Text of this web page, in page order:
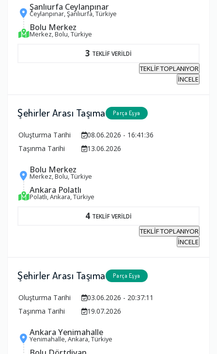
Şanlıurfa Ceylanpınar
Ceylanpınar, Şanlıurfa, Türkiye
Bolu Merkez
Merkez, Bolu, Türkiye
3 TEKLİF VERİLDİ
TEKLİF TOPLANIYOR
İNCELE
Şehirler Arası Taşıma Parça Eşya
Oluşturma Tarihi
08.06.2026 - 16:41:36
Taşınma Tarihi
13.06.2026
Bolu Merkez
Merkez, Bolu, Türkiye
Ankara Polatlı
Polatlı, Ankara, Türkiye
4 TEKLİF VERİLDİ
TEKLİF TOPLANIYOR
İNCELE
Şehirler Arası Taşıma Parça Eşya
Oluşturma Tarihi
03.06.2026 - 20:37:11
Taşınma Tarihi
19.07.2026
Ankara Yenimahalle
Yenimahalle, Ankara, Türkiye